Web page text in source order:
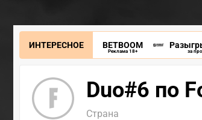
ИНТЕРЕСНОЕ BETBOOM
Реклама 18+ за
Duo#6 по
Страна